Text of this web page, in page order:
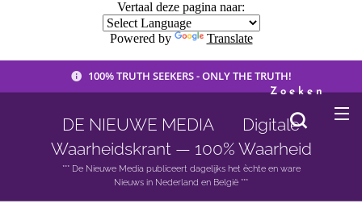
Vertaal deze pagina naar:
Powered by Translate
100% TRUTH SEEKERS - ONLY THE TRUTH!
DE NIEUWE MEDIA 🟣 Digitale
Waarheidskrant — 100% Waarheid
*** De Nieuwe Media publiceert dagelijks het èchte en ware
Nieuws in Nederland en België ***
Zoeken